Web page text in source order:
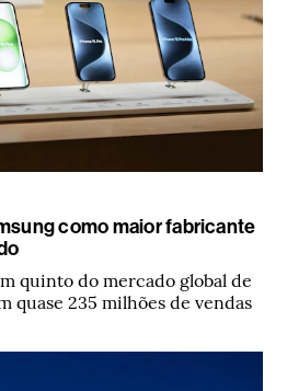
como maior fabricante
quinto do mercado global de
quase 235 milhões de vendas